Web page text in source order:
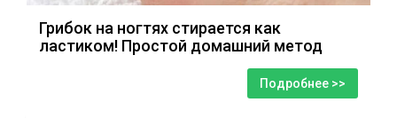
Грибок на ногтях стирается как
ластиком! Простой домашний метод
Подробнее >>